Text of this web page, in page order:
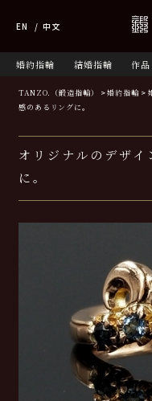
婚約指輪 結婚指輪 作
EN 中文
TANZO.（鍛造指輪） 婚約指輪
感のあるリングに。
オリジナルのデザ
に。